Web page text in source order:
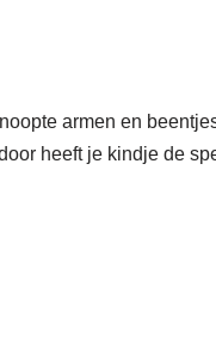
armen en
heeft je kindje de